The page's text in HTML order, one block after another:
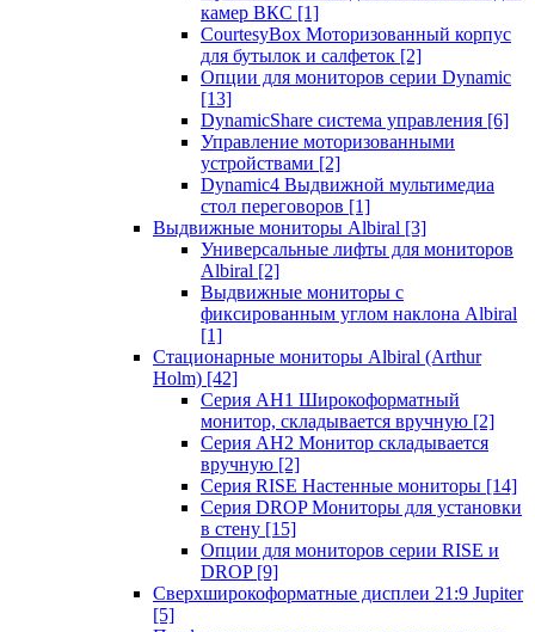
камер ВКС [1]
CourtesyBox Моторизованный корпус
для бутылок и салфеток [2]
Опции для мониторов серии Dynamic
[13]
DynamicShare система управления [6]
Управление моторизованными
устройствами [2]
Dynamic4 Выдвижной мультимедиа
стол переговоров [1]
Выдвижные мониторы Albiral [3]
Универсальные лифты для мониторов
Albiral [2]
Выдвижные мониторы с
фиксированным углом наклона Albiral
[1]
Стационарные мониторы Albiral (Arthur
Holm) [42]
Серия AH1 Широкоформатный
монитор, складывается вручную [2]
Серия AH2 Монитор складывается
вручную [2]
Серия RISE Настенные мониторы [14]
Серия DROP Мониторы для установки
в стену [15]
Опции для мониторов серии RISE и
DROP [9]
Сверхширокоформатные дисплеи 21:9 Jupiter
[5]